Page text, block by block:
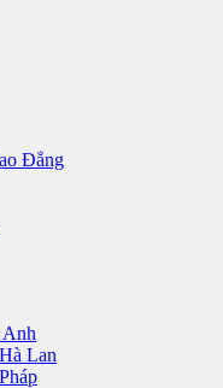
Đẳng
Lan